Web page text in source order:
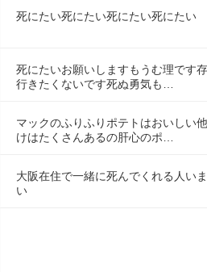
死にたい死にたい死にたい死にたい
死にたいお願いしますもうむ理です
行きたくないです死ぬ勇気も…
マックのふりふりポテトはおいしい
けはたくさんあるの肝心のポ…
大阪在住で一緒に死んでくれる人い
い